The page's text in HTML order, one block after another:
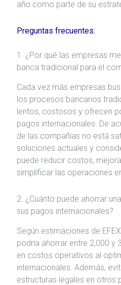
año como parte de su
Preguntas frecuentes:
1. ¿Por qué las empresas
banca tradicional para el
Cada vez más empresas
los procesos bancarios
lentos, costosos y ofrecen
pagos internacionales. De
de las compañías no está
soluciones actuales y
puede reducir costos,
simplificar las operaciones
2. ¿Cuánto puede ahorrar
sus pagos internacionales?
Según estimaciones de
podría ahorrar entre 2,000 y
en costos operativos al
internacionales. Además,
estructuras legales en otros